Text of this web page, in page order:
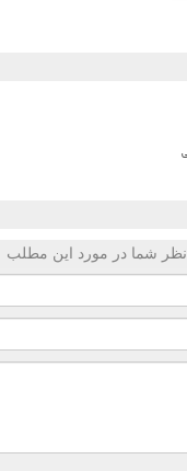
نظر شما در مورد این مطلب